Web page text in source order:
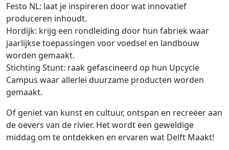
Festo NL: laat je inspireren door wat innovatief
produceren inhoudt.
Hordijk: krijg een rondleiding door hun fabriek waar
jaarlijkse toepassingen voor voedsel en landbouw
worden gemaakt.
Stichting Stunt: raak gefascineerd op hun Upcycle
Campus waar allerlei duurzame producten worden
gemaakt.
Of geniet van kunst en cultuur, ontspan en recreëer aan
de oevers van de rivier. Het wordt een geweldige
middag om te ontdekken en ervaren wat Delft Maakt!